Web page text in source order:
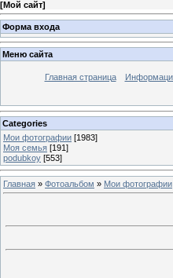
[Мой сайт]
Форма входа
Меню сайта
Главная страница
Categories
Мои фотографии [1983]
Моя семья [191]
podubkoy [553]
Главная » Фотоальбом » Мои фотографии